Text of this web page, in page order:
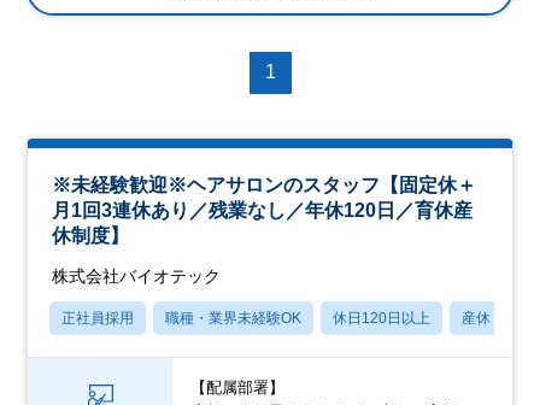
1
※未経験歓迎※ヘアサロンのスタッフ【固定休＋
月1回3連休あり／残業なし／年休120日／育休産
休制度】
株式会社バイオテック
正社員採用 職種・業界未経験OK 休日120日以上 産休・育休
【配属部署】